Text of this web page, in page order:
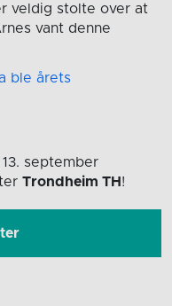
veldig stolte over at
vant denne
ble årets
september
Trondheim TH !